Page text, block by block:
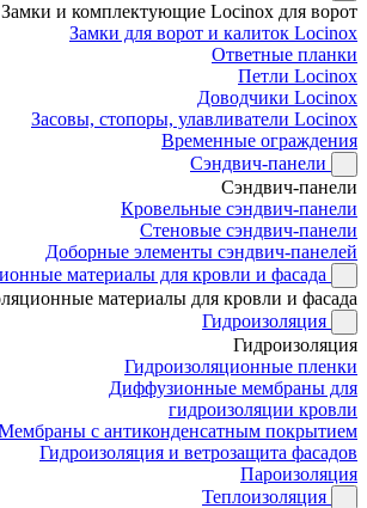
Замки и комплектующие Locinox для ворот
Замки для ворот и калиток Locinox
Ответные планки
Петли Locinox
Доводчики Locinox
Засовы, стопоры, улавливатели Locinox
Временные ограждения
Сэндвич-панели
Сэндвич-панели
Кровельные сэндвич-панели
Стеновые сэндвич-панели
Доборные элементы сэндвич-панелей
материалы для кровли и фасада
материалы для кровли и фасада
Гидроизоляция
Гидроизоляция
Гидроизоляционные пленки
Диффузионные мембраны для
гидроизоляции кровли
с антиконденсатным покрытием
Гидроизоляция и ветрозащита фасадов
Пароизоляция
Теплоизоляция